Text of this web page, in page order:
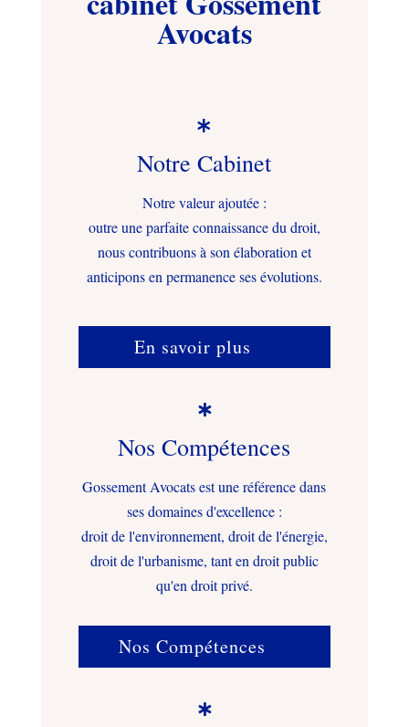
Avocats

Notre Cabinet
Notre valeur ajoutée :
outre une parfaite connaissance du droit,
nous contribuons à son élaboration et
anticipons en permanence ses évolutions.
En savoir plus

Nos Compétences
Gossement Avocats est une référence dans
ses domaines d'excellence :
droit de l'environnement, droit de l'énergie,
droit de l'urbanisme, tant en droit public
qu'en droit privé.
Nos Compétences
